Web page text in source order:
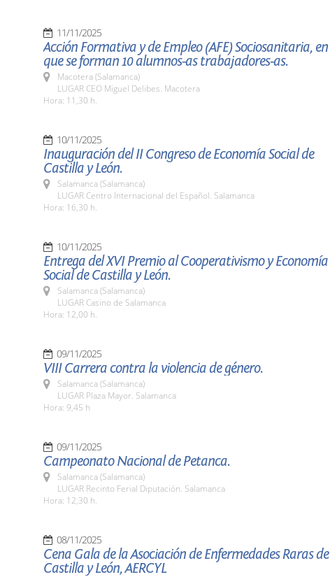
11/11/2025
Acción Formativa y de Empleo (AFE) Sociosanitaria,
que se forman 10 alumnos-as trabajadores-as.
Macotera (Salamanca)
LUGAR CEO Miguel Delibes. Macotera
Hora: 11,30 h.
10/11/2025
Inauguración del II Congreso de Economía Social de
Castilla y León.
Salamanca (Salamanca)
LUGAR Centro Internacional del Español. Salamanca
Hora: 16,30 h.
10/11/2025
Entrega del XVI Premio al Cooperativismo y Economía
Social de Castilla y León.
Salamanca (Salamanca)
LUGAR Casino de Salamanca
Hora: 12,00 h.
09/11/2025
VIII Carrera contra la violencia de género.
Salamanca (Salamanca)
LUGAR Plaza Mayor. Salamanca
Hora: 9,45 h
09/11/2025
Campeonato Nacional de Petanca.
Salamanca (Salamanca)
LUGAR Recinto Ferial Diputación. Salamanca
Hora: 12,30 h.
08/11/2025
Cena Gala de la Asociación de Enfermedades Raras de
Castilla y León, AERCYL